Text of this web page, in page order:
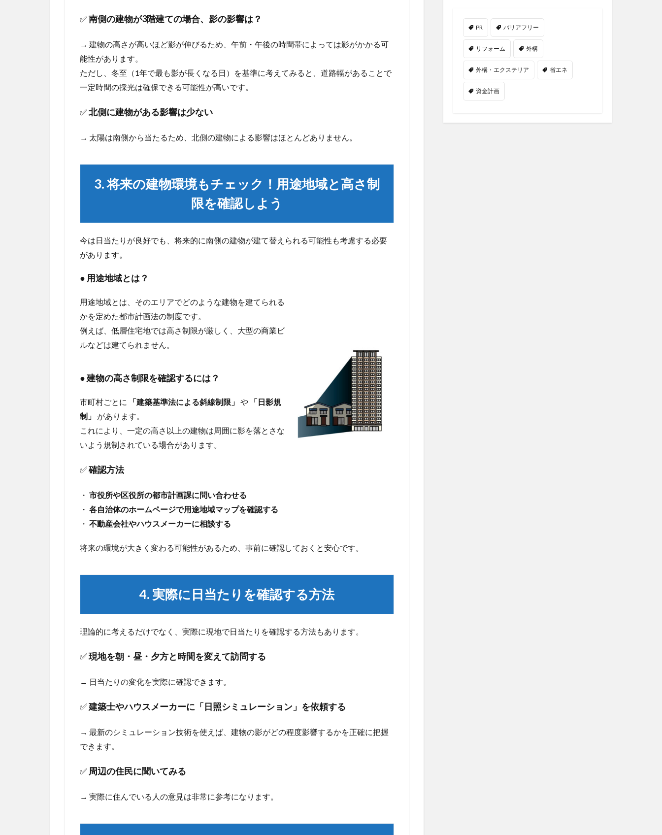
地域
と高
限を
確認
う
● 用途
地域と
3.0.2
の高さ
制限を
確認す
4
4.
実
際
日
た
り
を
確
す
法
5
と
め：
日当
たり
認は
リサ
が重
要！
✅南側の建物が3階建ての場合、影の影響は？
→ 建物の高さが高いほど影が伸びるため、午前・午後の時間帯によっては影がかかる可
能性があります。
ただし、冬至（1年で最も影が長くなる日）を基準に考えてみると、道路幅があることで
一定時間の採光は確保できる可能性が高いです。
✅北側に建物がある影響は少ない
→ 太陽は南側から当たるため、北側の建物による影響はほとんどありません。
3. 将来の建物環境もチェック！用途地域と高さ制
限を確認しよう
今は日当たりが良好でも、将来的に南側の建物が建て替えられる可能性も考慮する必要
があります。
● 用途地域とは？
用途地域とは、そのエリアでどのような建物を建てられる
かを定めた都市計画法の制度です。
例えば、低層住宅地では高さ制限が厳しく、大型の商業ビ
ルなどは建てられません。
● 建物の高さ制限を確認するには？
市町村ごとに 「建築基準法による斜線制限」 や
「日影規
制」
があります。
これにより、一定の高さ以上の建物は周囲に影を落とさな
いよう規制されている場合があります。
✅確認方法
・ 市役所や区役所の都市計画課に問い合わせる
・ 各自治体のホームページで用途地域マップを確認する
・ 不動産会社やハウスメーカーに相談する
将来の環境が大きく変わる可能性があるため、事前に確認しておくと安心です。
4. 実際に日当たりを確認する方法
理論的に考えるだけでなく、実際に現地で日当たりを確認する方法もあります。
✅現地を朝・昼・夕方と時間を変えて訪問する
→ 日当たりの変化を実際に確認できます。
✅建築士やハウスメーカーに「日照シミュレーション」を依頼する
→ 最新のシミュレーション技術を使えば、建物の影がどの程度影響するかを正確に把握
できます。
✅ 周辺の住民に聞いてみる
→ 実際に住んでいる人の意見は非常に参考になります。
PR バリアフリー
リフォーム 外構
外構・エクステリア 省エネ
資金計画